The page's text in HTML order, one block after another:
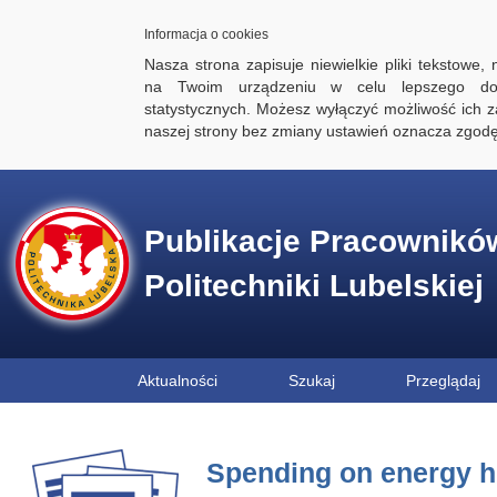
Informacja o cookies
Nasza strona zapisuje niewielkie pliki tekstowe,
na Twoim urządzeniu w celu lepszego
statystycznych. Możesz wyłączyć możliwość ich
naszej strony bez zmiany ustawień oznacza
Publikacje
Politechniki Lubelskiej
Aktualności Szukaj Przeglądaj
Spending on energy